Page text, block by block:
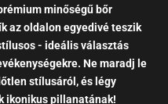
minőségű bőr
az oldalon egyedivé teszik
- ideális választás
Ne maradj le
stílusáról, és légy
ikonikus pillanatának!